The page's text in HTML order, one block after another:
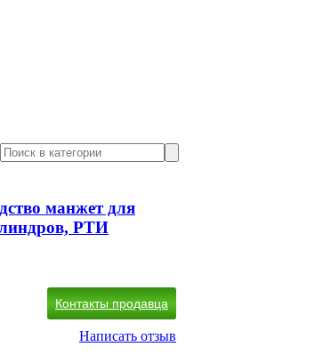
манжет для
РТИ
Контакты продавца
Написать отзыв